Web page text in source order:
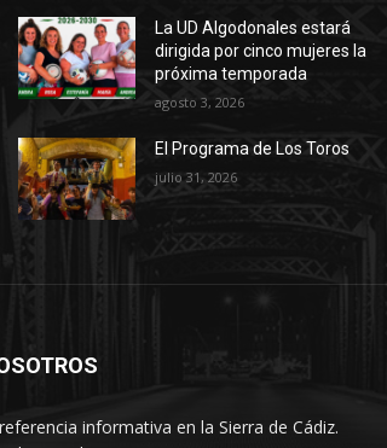
a
a
e
m
La UD Algodonales estará
dirigida por cinco mujeres la
próxima temporada
agosto 3, 2026
El Programa de Los Toros
julio 31, 2026
informativa en la Sierra de Cádiz.